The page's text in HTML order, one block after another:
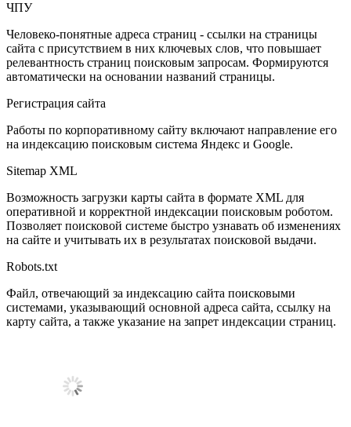
ЧПУ
Человеко-понятные адреса страниц - ссылки на страницы
сайта с присутствием в них ключевых слов, что повышает
релевантность страниц поисковым запросам. Формируются
автоматически на основании названий страницы.
Регистрация сайта
Работы по корпоративному сайту включают направление его
на индексацию поисковым система Яндекс и Google.
Sitemap XML
Возможность загрузки карты сайта в формате XML для
оперативной и корректной индексации поисковым роботом.
Позволяет поисковой системе быстро узнавать об изменениях
на сайте и учитывать их в результатах поисковой выдачи.
Robots.txt
Файл, отвечающий за индексацию сайта поисковыми
системами, указывающий основной адреса сайта, ссылку на
карту сайта, а также указание на запрет индексации страниц.